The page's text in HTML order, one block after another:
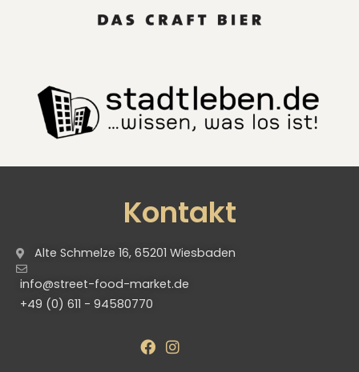
Kontakt
Alte Schmelze 16, 65201 Wiesbaden
info@street-food-market.de
+49 (0) 611 - 94580770